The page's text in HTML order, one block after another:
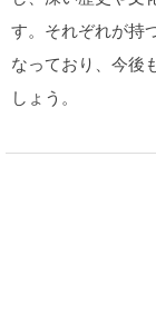
す。それぞれが持
なっており、今後
しょう。